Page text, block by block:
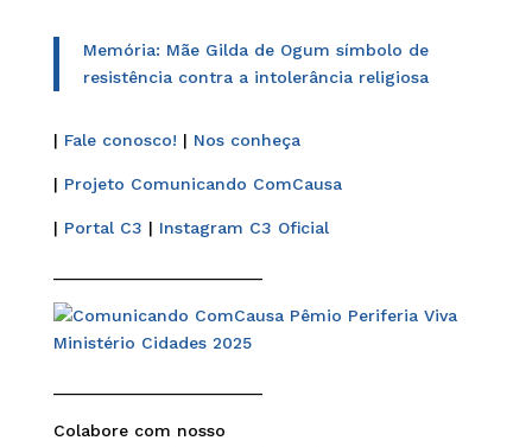
Memória: Mãe Gilda de Ogum símbolo de
resistência contra a intolerância religiosa
| Fale conosco! | Nos conheça
| Projeto Comunicando ComCausa
| Portal C3 | Instagram C3 Oficial
Colabore com nosso